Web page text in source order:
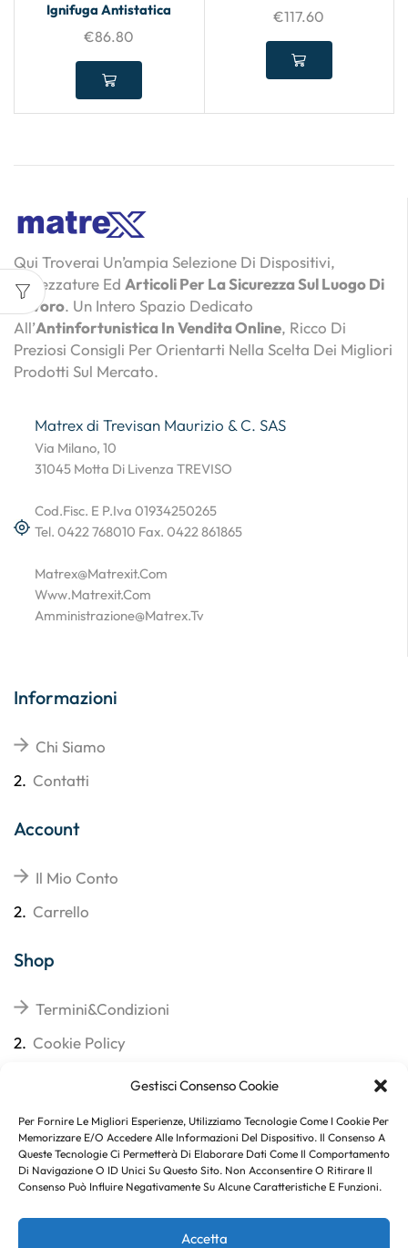
Gestisci Consenso Cookie
Per Fornire Le Migliori Esperienze, Utilizziamo Tecnologie Come I Cookie Per
Memorizzare E/o Accedere Alle Informazioni Del Dispositivo. Il Consenso A
Queste Tecnologie Ci Permetterà Di Elaborare Dati Come Il Comportamento
Di Navigazione O ID Unici Su Questo Sito. Non Acconsentire O Ritirare Il
Consenso Può Influire Negativamente Su Alcune Caratteristiche E Funzioni.
Accetta
Ignifuga Antistatica
€86.80
€117.60
Qui Troverai Un’ampia Selezione Di Dispositivi,
Attrezzature Ed Articoli Per La Sicurezza Sul Luogo Di
Lavoro. Un Intero Spazio Dedicato
All’Antinfortunistica In Vendita Online, Ricco Di
Preziosi Consigli Per Orientarti Nella Scelta Dei Migliori
Prodotti Sul Mercato.
Matrex di Trevisan Maurizio & C. SAS
Via Milano, 10
31045 Motta Di Livenza TREVISO
Cod.Fisc. E P.Iva 01934250265
Tel. 0422 768010 Fax. 0422 861865
Matrex@matrexit.com
Www.matrexit.com
Amministrazione@matrex.tv
Informazioni
Chi Siamo
2. Contatti
Account
Il Mio Conto
2. Carrello
Shop
Termini&Condizioni
2. Cookie Policy